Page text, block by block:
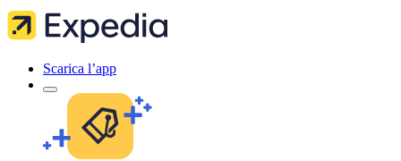
Scarica l’app